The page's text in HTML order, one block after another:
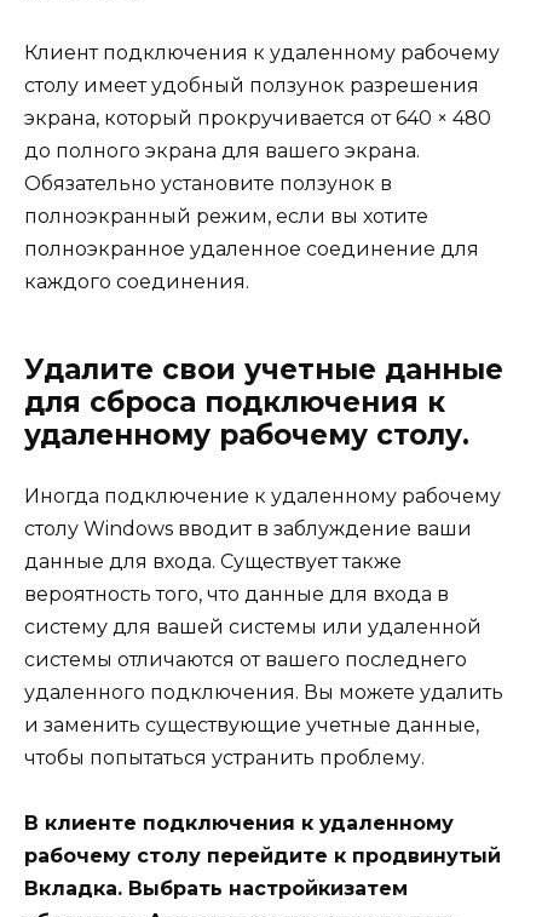
Клиент подключения к удаленному рабочему
столу имеет удобный ползунок разрешения
экрана, который прокручивается от 640 × 480
до полного экрана для вашего экрана.
Обязательно установите ползунок в
полноэкранный режим, если вы хотите
полноэкранное удаленное соединение для
каждого соединения.
Удалите свои учетные данные
для сброса подключения к
удаленному рабочему столу.
Иногда подключение к удаленному рабочему
столу Windows вводит в заблуждение ваши
данные для входа. Существует также
вероятность того, что данные для входа в
систему для вашей системы или удаленной
системы отличаются от вашего последнего
удаленного подключения. Вы можете удалить
и заменить существующие учетные данные,
чтобы попытаться устранить проблему.
В клиенте подключения к удаленному
рабочему столу перейдите к продвинутый
Вкладка. Выбрать настройкизатем